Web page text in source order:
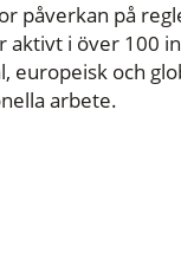
påverkan på
aktivt i över 100
och
arbete.